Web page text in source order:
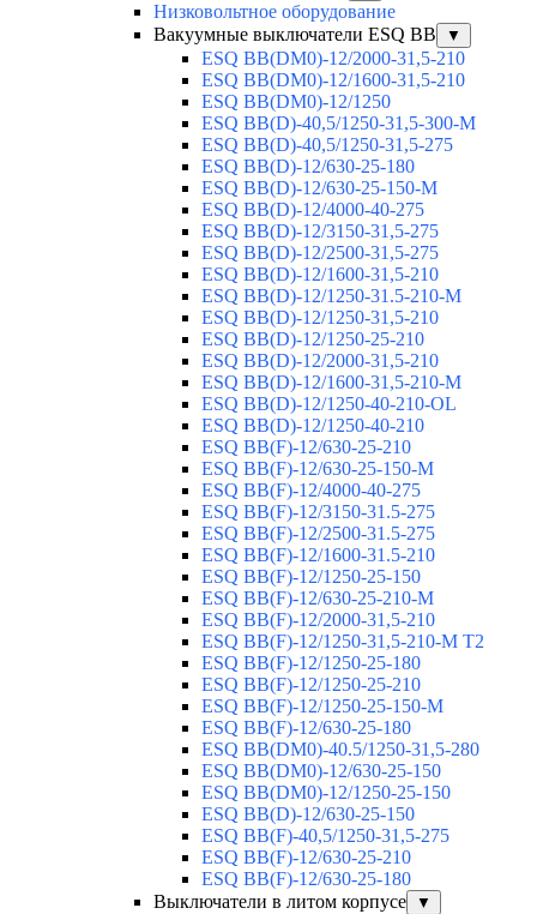
Низковольтное оборудование
Вакуумные выключатели ESQ BB
▼
ESQ ВВ(DM0)-12/2000-31,5-210
ESQ ВВ(DM0)-12/1600-31,5-210
ESQ ВВ(DM0)-12/1250
ESQ ВВ(D)-40,5/1250-31,5-300-М
ESQ ВВ(D)-40,5/1250-31,5-275
ESQ ВВ(D)-12/630-25-180
ESQ ВВ(D)-12/630-25-150-М
ESQ ВВ(D)-12/4000-40-275
ESQ ВВ(D)-12/3150-31,5-275
ESQ ВВ(D)-12/2500-31,5-275
ESQ ВВ(D)-12/1600-31,5-210
ESQ ВВ(D)-12/1250-31.5-210-М
ESQ ВВ(D)-12/1250-31,5-210
ESQ ВВ(D)-12/1250-25-210
ESQ BB(D)-12/2000-31,5-210
ESQ BB(D)-12/1600-31,5-210-М
ESQ BB(D)-12/1250-40-210-OL
ESQ BB(D)-12/1250-40-210
ESQ ВВ(F)-12/630-25-210
ESQ ВВ(F)-12/630-25-150-М
ESQ ВВ(F)-12/4000-40-275
ESQ ВВ(F)-12/3150-31.5-275
ESQ ВВ(F)-12/2500-31.5-275
ESQ ВВ(F)-12/1600-31.5-210
ESQ ВВ(F)-12/1250-25-150
ESQ BB(F)-12/630-25-210-М
ESQ BB(F)-12/2000-31,5-210
ESQ BB(F)-12/1250-31,5-210-М T2
ESQ BB(F)-12/1250-25-180
ESQ ВВ(F)-12/1250-25-210
ESQ ВВ(F)-12/1250-25-150-М
ESQ BB(F)-12/630-25-180
ESQ ВВ(DM0)-40.5/1250-31,5-280
ESQ ВВ(DM0)-12/630-25-150
ESQ ВВ(DM0)-12/1250-25-150
ESQ BB(D)-12/630-25-150
ESQ ВВ(F)-40,5/1250-31,5-275
ESQ ВВ(F)-12/630-25-210
ESQ ВВ(F)-12/630-25-180
Выключатели в литом корпусе
▼